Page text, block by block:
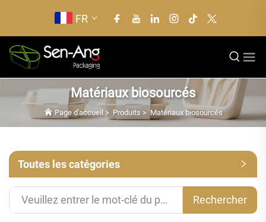
FR
Matériaux biosourcés
Page d'accueil > Produits > Matériaux biosourcés
Toutes les catégories
Rechercher